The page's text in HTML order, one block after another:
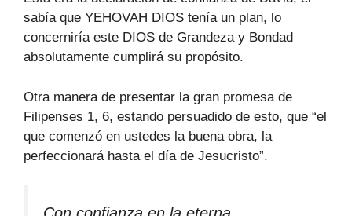
sabía que YEHOVAH DIOS tenía un plan, lo
concerniría este DIOS de Grandeza y Bondad
absolutamente cumplirá su propósito.
Otra manera de presentar la gran promesa de
Filipenses 1, 6, estando persuadido de esto, que “el
que comenzó en ustedes la buena obra, la
perfeccionará hasta el día de Jesucristo”.